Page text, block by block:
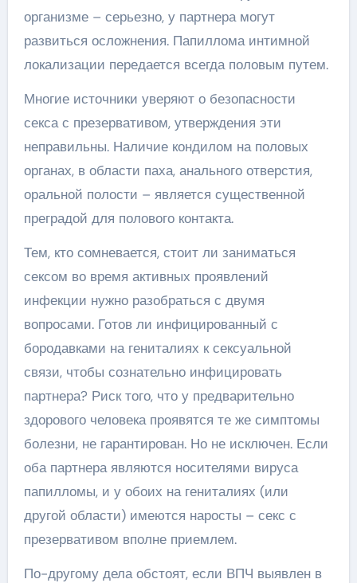
организме – серьезно, у партнера могут
развиться осложнения. Папиллома интимной
локализации передается всегда половым путем.
Многие источники уверяют о безопасности
секса с презервативом, утверждения эти
неправильны. Наличие кондилом на половых
органах, в области паха, анального отверстия,
оральной полости – является существенной
преградой для полового контакта.
Тем, кто сомневается, стоит ли заниматься
сексом во время активных проявлений
инфекции нужно разобраться с двумя
вопросами. Готов ли инфицированный с
бородавками на гениталиях к сексуальной
связи, чтобы сознательно инфицировать
партнера? Риск того, что у предварительно
здорового человека проявятся те же симптомы
болезни, не гарантирован. Но не исключен. Если
оба партнера являются носителями вируса
папилломы, и у обоих на гениталиях (или
другой области) имеются наросты – секс с
презервативом вполне приемлем.
По-другому дела обстоят, если ВПЧ выявлен в